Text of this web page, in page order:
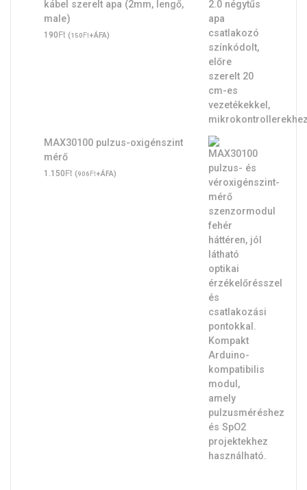
kábel szerelt apa (2mm, lengő,
male)
190Ft (150Ft+ÁFA)
MAX30100 pulzus-oxigénszint
mérő
1.150Ft (906Ft+ÁFA)